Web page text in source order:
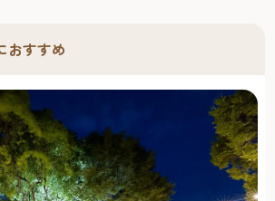
おすすめ